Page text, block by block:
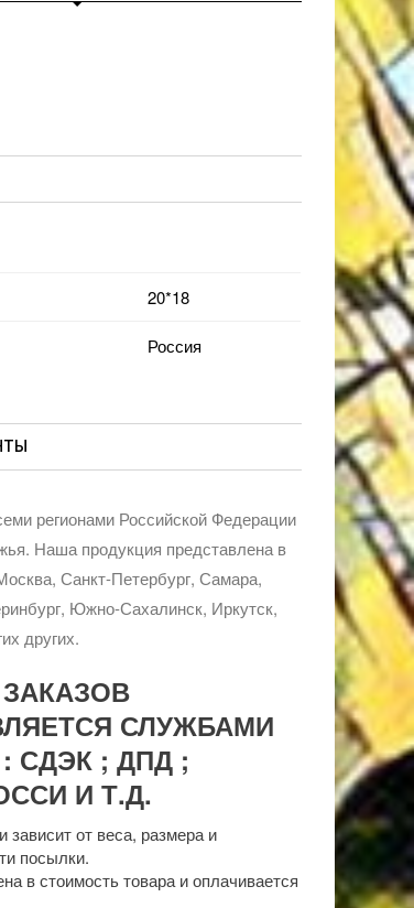
20*18
Россия
регионами Российской Федерации
Наша продукция представлена в
Санкт-Петербург, Самара,
Южно-Сахалинск, Иркутск,
других.
СЛУЖБАМИ
СДЭК ; ДПД ;
И Т.Д.
зависит от веса, размера и
посылки.
в стоимость товара и оплачивается